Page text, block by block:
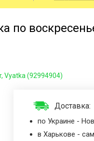
по
Vyatka (92994904)
Доставка:
по Украине -
в Харькове -